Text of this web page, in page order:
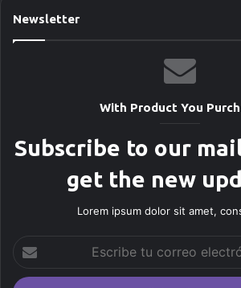
Newsletter
With Product You
Subscribe to our
get the new
Lorem ipsum dolor sit amet,